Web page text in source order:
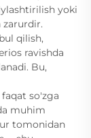
yoki
qilish,
ravishda
Bu,
so'zga
muhim
tomonidan